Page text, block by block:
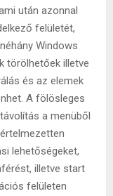
után azonnal
felületét,
Windows
törölhetőek illetve
és az elemek
A fölösleges
a menüből
lehetőségeket,
illetve start
felületen